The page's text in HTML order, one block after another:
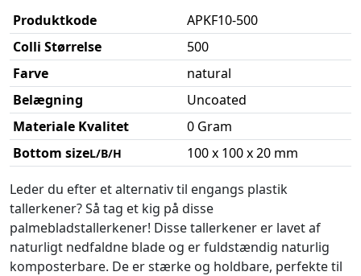
Produktkode
APKF10-500
Colli Størrelse
500
Farve
natural
Belægning
Uncoated
Materiale Kvalitet
0 Gram
Bottom sizeL/B/H 100 x 100 x 20 mm
Leder du efter et alternativ til engangs plastik
tallerkener? Så tag et kig på disse
palmebladstallerkener! Disse tallerkener er lavet af
naturligt nedfaldne blade og er fuldstændig naturlig
komposterbare. De er stærke og holdbare, perfekte til